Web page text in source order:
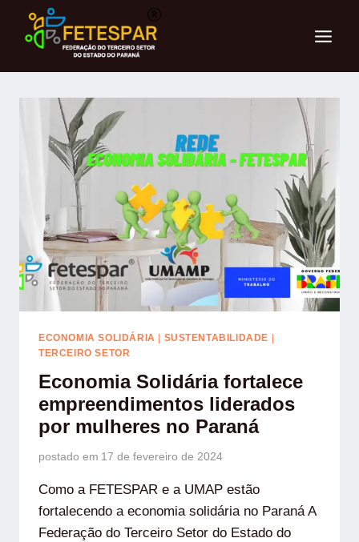
ECONOMIA SOLIDÁRIA | SUSTENTABILIDADE |
TERCEIRO SETOR
Economia Solidária fortalece
empreendimentos liderados
por mulheres no Paraná
postado em 17 de fevereiro de 2024
Como a FETESPAR e a UMAP estão
fortalecendo a economia solidária no Paraná A
Federação do Terceiro Setor do Estado do